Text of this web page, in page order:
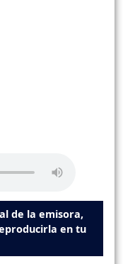
de la emisora,
en tu